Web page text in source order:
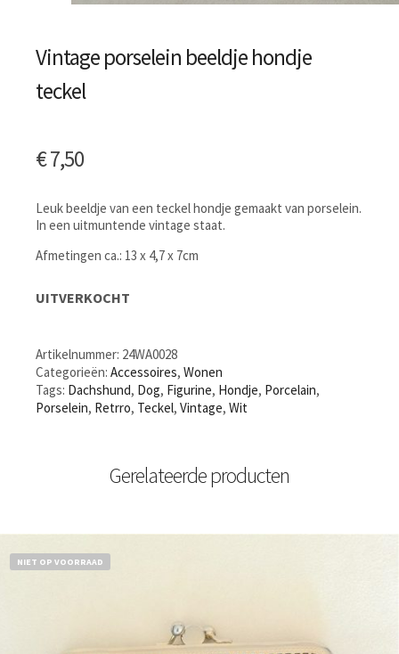
Vintage porselein beeldje hondje
teckel
€7,50
Leuk beeldje van een teckel hondje gemaakt van porselein.
In een uitmuntende vintage staat.
Afmetingen ca.: 13 x 4,7 x 7cm
UITVERKOCHT
Artikelnummer: 24WA0028
Categorieën: Accessoires, Wonen
Tags: Dachshund, Dog, Figurine, Hondje, Porcelain,
Porselein, Retrro, Teckel, Vintage, Wit
Gerelateerde producten
NIET OP VOORRAAD